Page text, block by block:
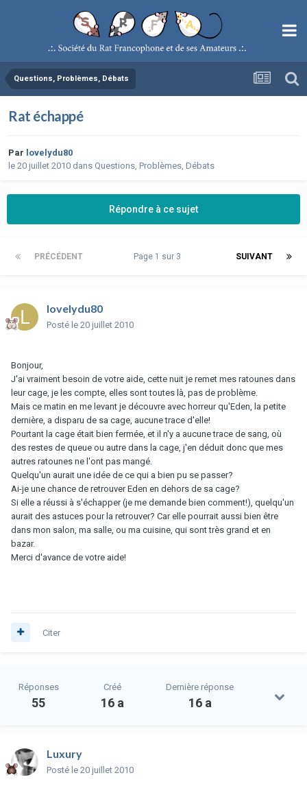
Questions, Problèmes, Débats
Rat échappé
Par lovelydu80
le 20 juillet 2010 dans Questions, Problèmes, Débats
Répondre à ce sujet
PRÉCÉDENT SUIVANT
Page 1 sur 3
lovelydu80
Posté le 20 juillet 2010
Bonjour,
J'ai vraiment besoin de votre aide, cette nuit je remet mes ratounes dans
leur cage, je les compte, elles sont toutes là, pas de problème.
Mais ce matin en me levant je découvre avec horreur qu'Eden, la petite
dernière, a disparu de sa cage, aucune trace d'elle!
Pourtant la cage était bien fermée, et il n'y a aucune trace de sang, où
des restes de queue ou autre dans la cage, j'en déduit donc que mes
autres ratounes ne l'ont pas mangé.
Quelqu'un aurait une idée de ce qui a bien pu se passer?
Ai-je une chance de retrouver Eden en dehors de sa cage?
Si elle a réussi à s'échapper (je me demande bien comment!), quelqu'un
aurait des astuces pour la retrouver? Car elle pourrait aussi bien être
dans mon salon, ma salle, ou ma cuisine, qui sont très grand et en
bazar.
Merci d'avance de votre aide!
Citer
Réponses
55
Créé
16 a
Dernière réponse
16 a
Luxury
Posté le 20 juillet 2010